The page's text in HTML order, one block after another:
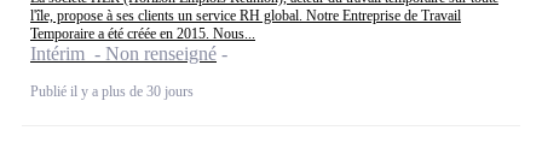
l'île, propose à ses clients un service RH global. Notre Entreprise de Travail
Temporaire a été créée en 2015. Nous...
Intérim - Non renseigné
Publié il y a plus de 30 jours